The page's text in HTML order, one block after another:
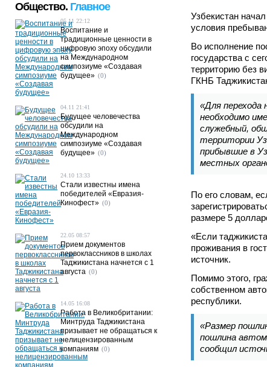
Узбекистан
условия
Во исполнение
государства с
территорию без
ГКНБ
«Для перехода
необходимо
служебный,
территории
прибывшие в
местных
По его словам,
размере 5
«Если
проживания в
источник.
Помимо этого,
собственном
республики.
«Размер
пошлина
сообщил
Общество. Главное
05.11 22:12
Воспитание и
традиционные ценности в
цифровую эпоху обсудили
на Международном
симпозиуме «Создавая
будущее» (0)
04.11 21:41
Будущее человечества
обсудили на
Международном
симпозиуме «Создавая
будущее» (0)
24.10 13:33
Стали известны имена
победителей «Евразия-
Кинофест» (0)
22.05 08:57
Прием документов
первоклассников в школах
Таджикистана начнется с 1
августа (0)
14.05 16:08
Работа в Великобритании:
Минтруда Таджикистана
призывает не обращаться к
нелицензированным
компаниям (0)